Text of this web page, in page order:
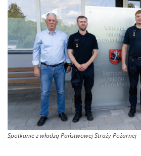
Spotkanie z władzą Państwowej Straży Pożarnej